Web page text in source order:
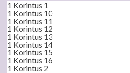
1 Korintus 1
1 Korintus 10
1 Korintus 11
1 Korintus 12
1 Korintus 13
1 Korintus 14
1 Korintus 15
1 Korintus 16
1 Korintus 2